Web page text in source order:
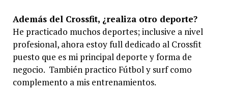
Además del Crossfit, ¿realiza otro deporte?
He practicado muchos deportes; inclusive a nivel
profesional, ahora estoy full dedicado al Crossfit
puesto que es mi principal deporte y forma de
negocio. También practico Fútbol y surf como
complemento a mis entrenamientos.